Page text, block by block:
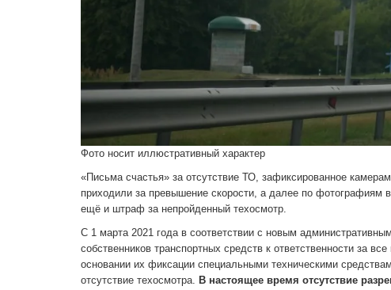
Фото носит иллюстративный характер
«Письма счастья» за отсутствие ТО, зафиксированное
приходили за превышение скорости, а далее по фотографиям
ещё и штраф за непройденный техосмотр.
С 1 марта 2021 года в соответствии с новым
собственников транспортных средств к ответственности за
основании их фиксации специальными техническими
отсутствие техосмотра.
В настоящее время отсутствие